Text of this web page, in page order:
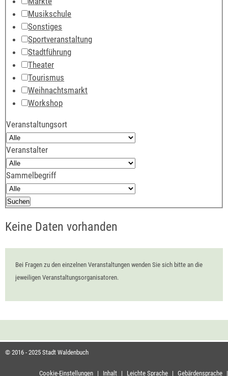
Musikschule
Sonstiges
Sportveranstaltung
Stadtführung
Theater
Tourismus
Weihnachtsmarkt
Workshop
Veranstaltungsort
Veranstalter
Sammelbegriff
Keine Daten vorhanden
Bei Fragen zu den einzelnen Veranstaltungen wenden Sie sich bitte an die
jeweiligen Veranstaltungsorganisatoren.
© 2016 - 2025 Stadt Waldenbuch
Cookie-Einstellungen | Inhalt | Leichte Sprache | Gebärdensprache |